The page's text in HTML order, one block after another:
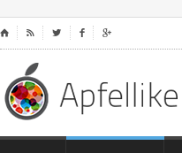
⌂    